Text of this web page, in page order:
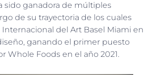
sido ganadora de múltiples
de su trayectoria de los cuales
del Art Basel Miami en
ganando el primer puesto
Whole Foods en el año 2021.